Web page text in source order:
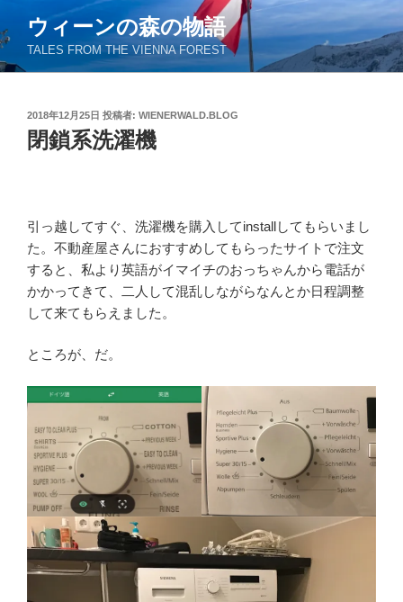
ン
テ
ン
ウィーンの森の物語
TALES FROM THE VIENNA FOREST
投
稿
日:
2018年12月25日 投稿者: WIENERWALD.BLOG
閉鎖系洗濯機
引っ越してすぐ、洗濯機を購入してinstallしてもらいまし
た。不動産屋さんにおすすめしてもらったサイトで注文
すると、私より英語がイマイチのおっちゃんから電話が
かかってきて、二人して混乱しながらなんとか日程調整
して来てもらえました。
ところが、だ。